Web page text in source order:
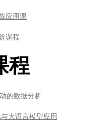
应用课
课程
程
的数据分析
与大语言模型应用